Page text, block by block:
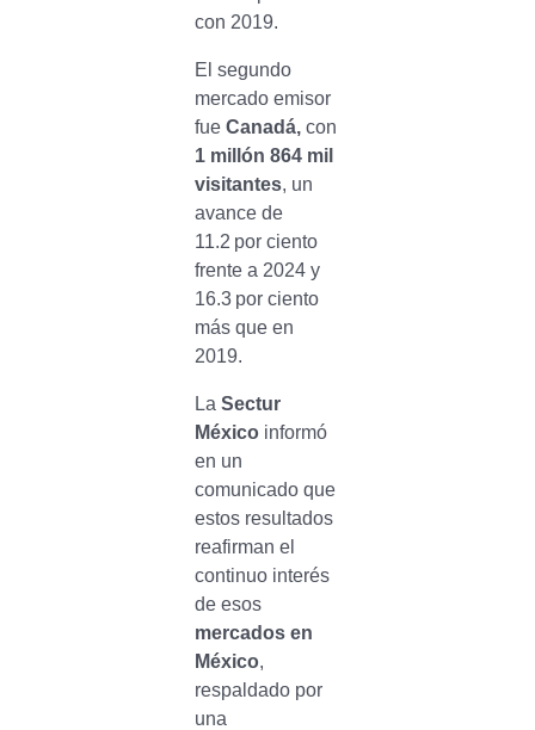
con 2019.
El segundo
mercado emisor
fue Canadá,con
1 millón 864 mil
visitantes, un
avance de
11.2 por ciento
frente a 2024 y
16.3 por ciento
más que en
2019.
La Sectur
Méxicoinformó
en un
comunicado que
estos resultados
reafirman el
continuo interés
de esos
mercados en
México,
respaldado por
una